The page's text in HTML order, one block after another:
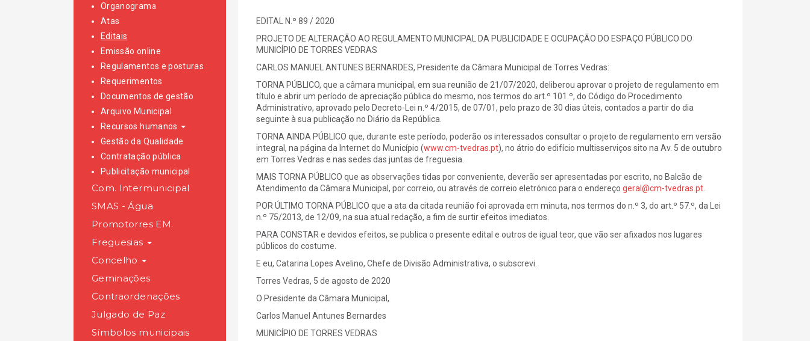
Organograma
Atas
Editais
Emissão online
Regulamentos e posturas
Requerimentos
Documentos de gestão
Arquivo Municipal
Recursos humanos
Gestão da Qualidade
Contratação pública
Publicitação municipal
Com. Intermunicipal
SMAS - Água
Promotorres EM.
Freguesias
Concelho
Geminações
Contraordenações
Julgado de Paz
Símbolos municipais
EDITAL N.º 89 / 2020
PROJETO DE ALTERAÇÃO AO REGULAMENTO MUNICIPAL DA PUBLICIDADE E OCUPAÇÃO DO ESPAÇO PÚBLICO DO
MUNICÍPIO DE TORRES VEDRAS
CARLOS MANUEL ANTUNES BERNARDES, Presidente da Câmara Municipal de Torres Vedras:
TORNA PÚBLICO, que a câmara municipal, em sua reunião de 21/07/2020, deliberou aprovar o projeto de regulamento em
título e abrir um período de apreciação pública do mesmo, nos termos do art.º 101.º, do Código do Procedimento
Administrativo, aprovado pelo Decreto-Lei n.º 4/2015, de 07/01, pelo prazo de 30 dias úteis, contados a partir do dia
seguinte à sua publicação no Diário da República.
TORNA AINDA PÚBLICO que, durante este período, poderão os interessados consultar o projeto de regulamento em versão
integral, na página da Internet do Município (www.cm-tvedras.pt), no átrio do edifício multisserviços sito na Av. 5 de outubro
em Torres Vedras e nas sedes das juntas de freguesia.
MAIS TORNA PÚBLICO que as observações tidas por conveniente, deverão ser apresentadas por escrito, no Balcão de
Atendimento da Câmara Municipal, por correio, ou através de correio eletrónico para o endereço geral@cm-tvedras.pt.
POR ÚLTIMO TORNA PÚBLICO que a ata da citada reunião foi aprovada em minuta, nos termos do n.º 3, do art.º 57.º, da Lei
n.º 75/2013, de 12/09, na sua atual redação, a fim de surtir efeitos imediatos.
PARA CONSTAR e devidos efeitos, se publica o presente edital e outros de igual teor, que vão ser afixados nos lugares
públicos do costume.
E eu, Catarina Lopes Avelino, Chefe de Divisão Administrativa, o subscrevi.
Torres Vedras, 5 de agosto de 2020
O Presidente da Câmara Municipal,
Carlos Manuel Antunes Bernardes
MUNICÍPIO DE TORRES VEDRAS